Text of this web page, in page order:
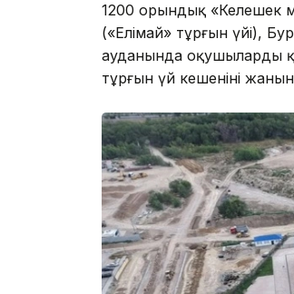
1200 орындық «Келешек
(«Елімай» тұрғын үйі),
ауданында оқушыларды
тұрғын үй кешенінің